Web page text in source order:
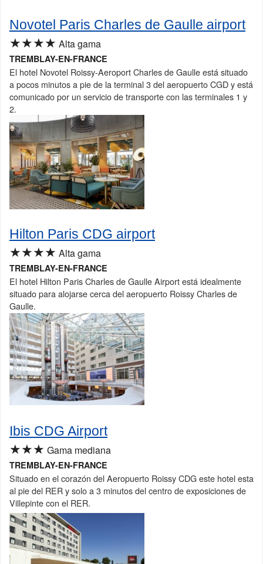
Novotel Paris Charles de Gaulle airport
★★★★ Alta gama
TREMBLAY-EN-FRANCE
El hotel Novotel Roissy-Aeroport Charles de Gaulle está situado
a pocos minutos a pie de la terminal 3 del aeropuerto CGD y está
comunicado por un servicio de transporte con las terminales 1 y
2.
Hilton Paris CDG airport
★★★★ Alta gama
TREMBLAY-EN-FRANCE
El hotel Hilton Paris Charles de Gaulle Airport está idealmente
situado para alojarse cerca del aeropuerto Roissy Charles de
Gaulle.
Ibis CDG Airport
★★★ Gama mediana
TREMBLAY-EN-FRANCE
Situado en el corazón del Aeropuerto Roissy CDG este hotel esta
al pie del RER y solo a 3 minutos del centro de exposiciones de
Villepinte con el RER.